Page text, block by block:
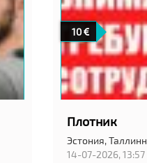
10
Плотник
Эстония,Таллинн
14-07-2026, 13:57